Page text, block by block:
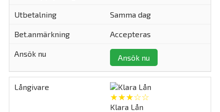
Samma dag
Accepteras
Ansök nu
★★★☆☆
Klara Lån